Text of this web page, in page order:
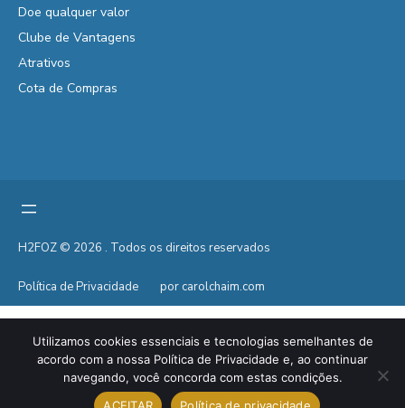
Doe qualquer valor
Clube de Vantagens
Atrativos
Cota de Compras
H2FOZ © 2026 . Todos os direitos reservados
Política de Privacidade por carolchaim.com
Utilizamos cookies essenciais e tecnologias semelhantes de
acordo com a nossa Política de Privacidade e, ao continuar
navegando, você concorda com estas condições.
ACEITAR
Política de privacidade